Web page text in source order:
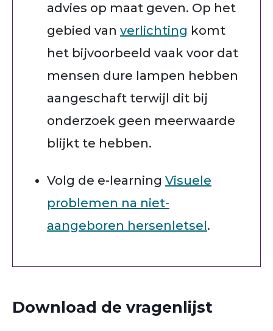
advies op maat geven. Op het
gebied van verlichting komt
het bijvoorbeeld vaak voor dat
mensen dure lampen hebben
aangeschaft terwijl dit bij
onderzoek geen meerwaarde
blijkt te hebben.
Volg de e-learning Visuele
problemen na niet-
aangeboren hersenletsel.
Download de vragenlijst